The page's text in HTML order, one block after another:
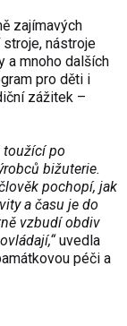
zajímavých
nástroje
a mnoho dalších
pro děti i
zážitek –
toužící po
bižuterie.
pochopí, jak
a času je do
vzbudí obdiv
uvedla
péči a